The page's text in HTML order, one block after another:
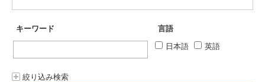
キーワード
言語
日本語
英語
絞り込み検索